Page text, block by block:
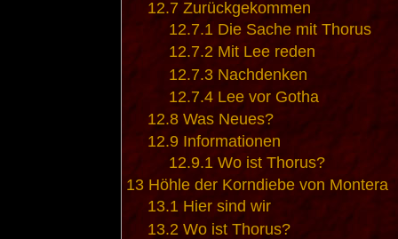
12.7 Zurückgekommen
12.7.1 Die Sache mit Thorus
12.7.2 Mit Lee reden
12.7.3 Nachdenken
12.7.4 Lee vor Gotha
12.8 Was Neues?
12.9 Informationen
12.9.1 Wo ist Thorus?
13 Höhle der Korndiebe von Montera
13.1 Hier sind wir
13.2 Wo ist Thorus?